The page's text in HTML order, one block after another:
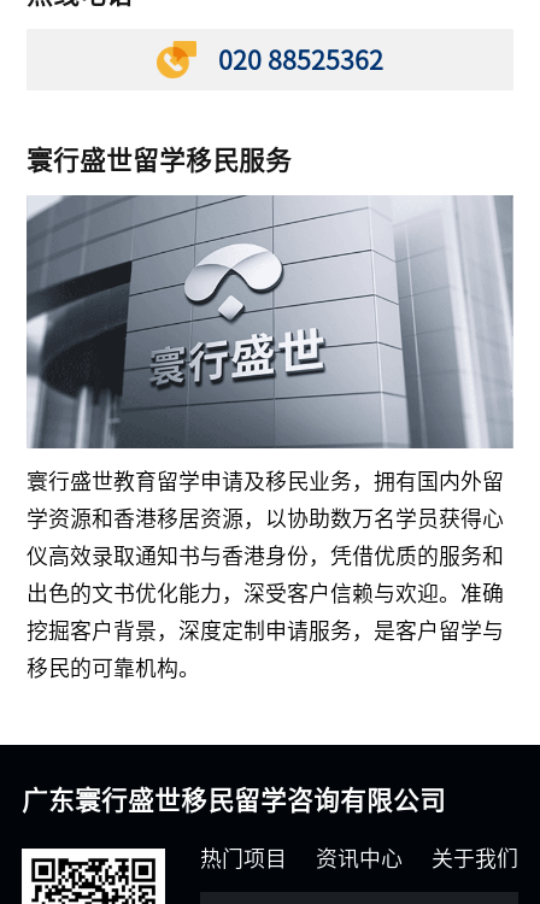
020 88525362
寰行盛世留学移民服务
寰行盛世教育留学申请及移民业务，拥有国内外留
学资源和香港移居资源，以协助数万名学员获得心
仪高效录取通知书与香港身份，凭借优质的服务和
出色的文书优化能力，深受客户信赖与欢迎。准确
挖掘客户背景，深度定制申请服务，是客户留学与
移民的可靠机构。
广东寰行盛世移民留学咨询有限公司
热门项目 资讯中心 关于我们